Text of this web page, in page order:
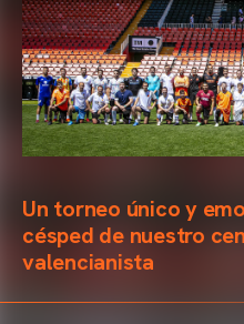
Un torneo único y
césped de nuestro
valencianista